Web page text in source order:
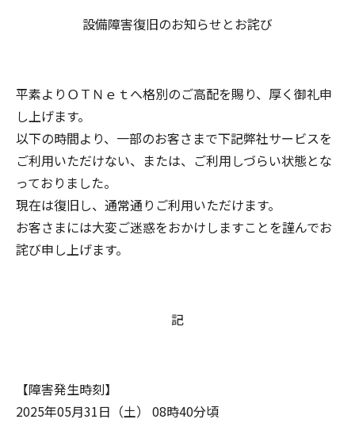
設備障害復旧のお知らせとお詫び
平素よりＯＴＮｅｔへ格別のご高配を賜り、厚く御礼申
し上げます。
以下の時間より、一部のお客さまで下記弊社サービスを
ご利用いただけない、または、ご利用しづらい状態とな
っておりました。
現在は復旧し、通常通りご利用いただけます。
お客さまには大変ご迷惑をおかけしますことを謹んでお
詫び申し上げます。
記
【障害発生時刻】
2025年05月31日（土） 08時40分頃